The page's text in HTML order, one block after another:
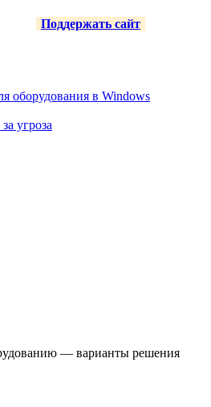
Поддержать сайт
оборудования в Windows
угроза
— варианты решения